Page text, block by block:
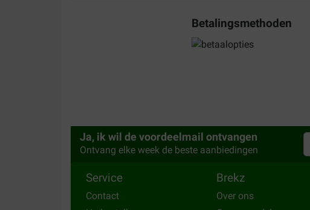
Translate to English
Betalingsmethoden
Ja, ik wil de voordeelmail ontvangen
Ontvang elke week de beste aanbiedingen
Service
Contact
Brekz
Over ons